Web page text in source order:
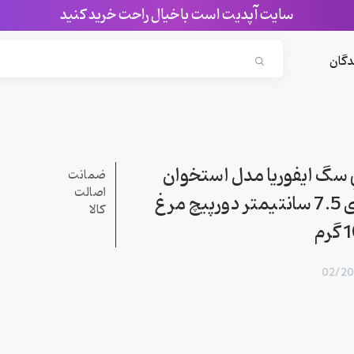
سایت آپدیت است با خیال راحت خرید کنید
ايفوريا مدل استخوان
فلورایدی 7.5 سانتیمتر دورپیچ مرغ
ضمانت
اصالت
کالا